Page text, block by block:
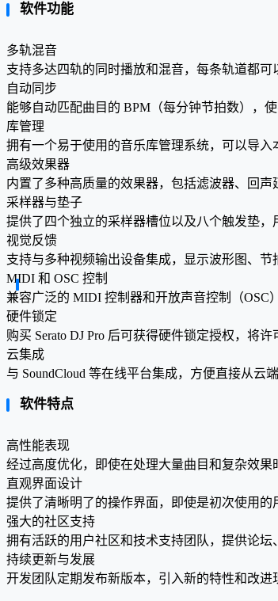
软件功能
多轨混音
支持多达四轨的同时播放和混音，每条轨道都
自动同步
能够自动匹配曲目的 BPM（每分钟节拍数），
库管理
拥有一个易于使用的音乐库管理系统，可以导入
高级效果器
内置了多种高质量的效果器，包括滤波器、回声
采样器与垫子
提供了四个独立的采样器槽位以及八个触发垫
视觉反馈
支持与多种视频输出设备集成，显示波形图、节
MIDI 和 OSC 控制
兼容广泛的 MIDI 控制器和开放声音控制（OSC
硬件锁定
购买 Serato DJ Pro 后可获得硬件锁定授权，将
云集成
与 SoundCloud 等在线平台集成，方便直接从云
软件特点
高性能表现
经过高度优化，即使在处理大量曲目和复杂效果
直观界面设计
提供了清晰明了的操作界面，即使是初次使用的
强大的社区支持
拥有活跃的用户社区和技术支持团队，提供论
持续更新与发展
开发团队定期发布新版本，引入新的特性和改